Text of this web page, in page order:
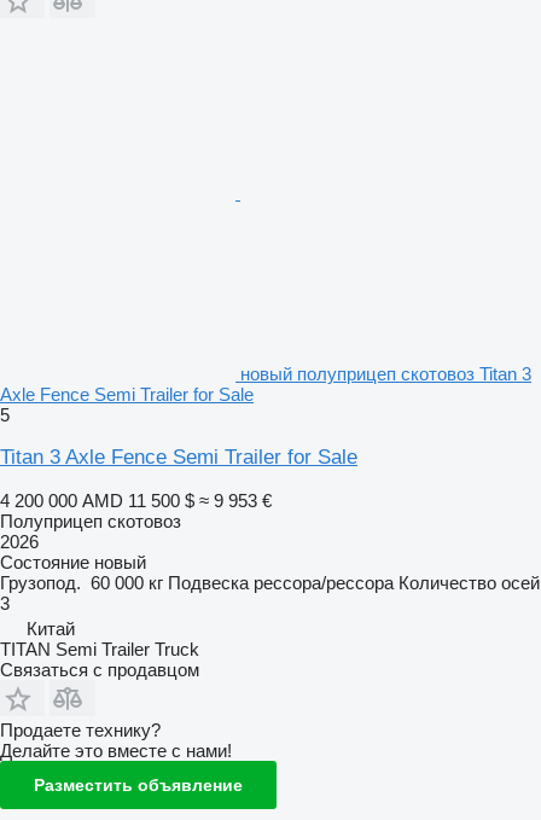
новый полуприцеп скотовоз Titan 3
Axle Fence Semi Trailer for Sale
5
Titan 3 Axle Fence Semi Trailer for Sale
4 200 000 AMD 11 500 $ ≈ 9 953 €
Полуприцеп скотовоз
2026
Состояние новый
Грузопод. 60 000 кг Подвеска рессора/рессора Количество осей
3
Китай
TITAN Semi Trailer Truck
Связаться с продавцом
Продаете технику?
Делайте это вместе с нами!
Разместить объявление